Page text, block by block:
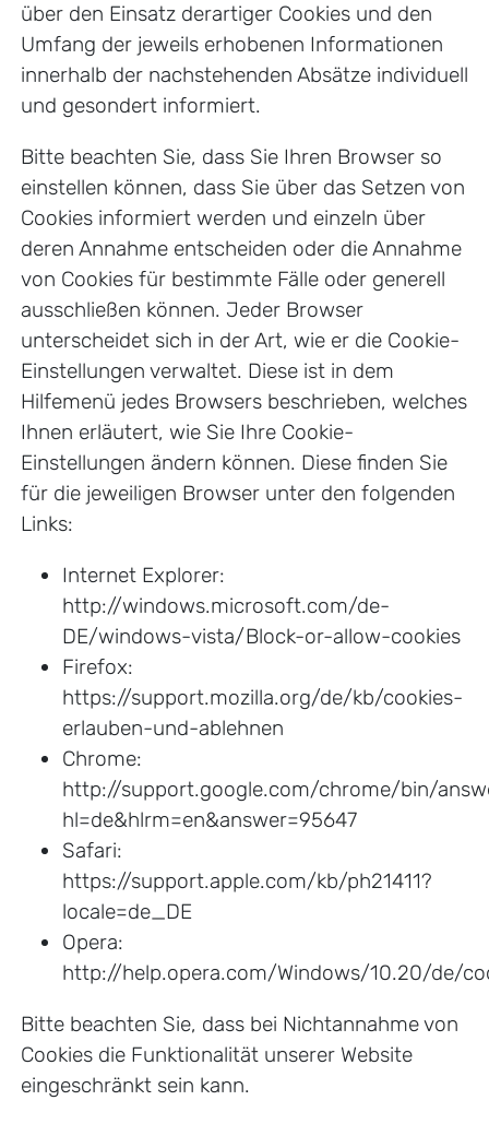
über den Einsatz derartiger Cookies und den
Umfang der jeweils erhobenen Informationen
innerhalb der nachstehenden Absätze individuell
und gesondert informiert.
Bitte beachten Sie, dass Sie Ihren Browser so
einstellen können, dass Sie über das Setzen von
Cookies informiert werden und einzeln über
deren Annahme entscheiden oder die Annahme
von Cookies für bestimmte Fälle oder generell
ausschließen können. Jeder Browser
unterscheidet sich in der Art, wie er die Cookie-
Einstellungen verwaltet. Diese ist in dem
Hilfemenü jedes Browsers beschrieben, welches
Ihnen erläutert, wie Sie Ihre Cookie-
Einstellungen ändern können. Diese finden Sie
für die jeweiligen Browser unter den folgenden
Links:
Internet Explorer:
http://windows.microsoft.com/de-
DE/windows-vista/Block-or-allow-cookies
Firefox:
https://support.mozilla.org/de/kb/cookies-
erlauben-und-ablehnen
Chrome:
http://support.google.com/chrome/bin/
hl=de&hlrm=en&answer=95647
Safari:
https://support.apple.com/kb/ph21411?
locale=de_DE
Opera:
http://help.opera.com/Windows/10.20/de/
Bitte beachten Sie, dass bei Nichtannahme von
Cookies die Funktionalität unserer Website
eingeschränkt sein kann.